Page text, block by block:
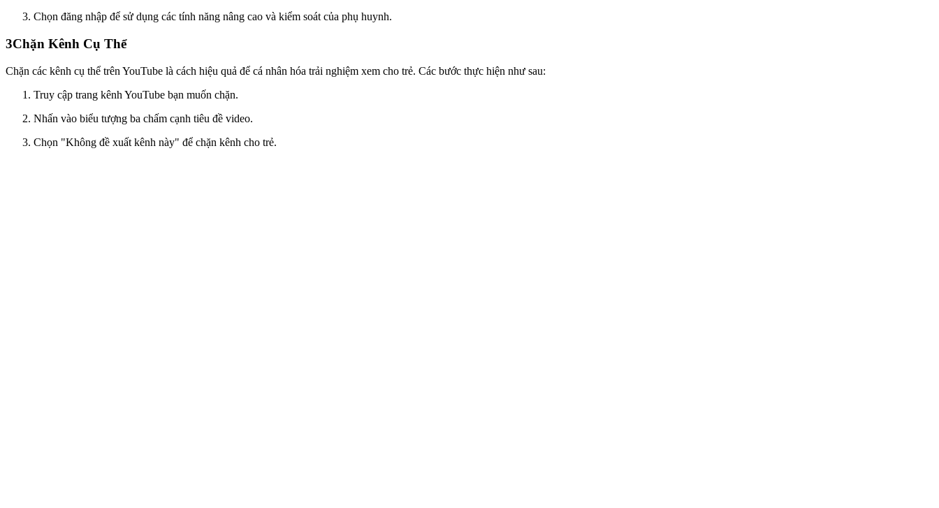
Chọn đăng nhập để sử dụng các tính năng nâng cao và kiểm soát của phụ huynh.
3Chặn Kênh Cụ Thể
Chặn các kênh cụ thể trên YouTube là cách hiệu quả để cá nhân hóa trải nghiệm xem cho trẻ. Các bước thực hiện như sau:
Truy cập trang kênh YouTube bạn muốn chặn.
Nhấn vào biểu tượng ba chấm cạnh tiêu đề video.
Chọn "Không đề xuất kênh này" để chặn kênh cho trẻ.